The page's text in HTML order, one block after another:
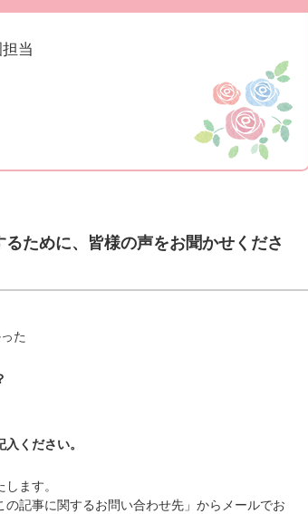
当
ために、皆様の声をお聞かせくださ
た
ください。
ます。
記事に関するお問い合わせ先」からメールでお